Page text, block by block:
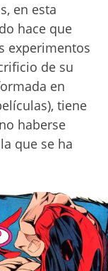
en esta
hace que
experimentos
de su
en
tiene
haberse
que se ha